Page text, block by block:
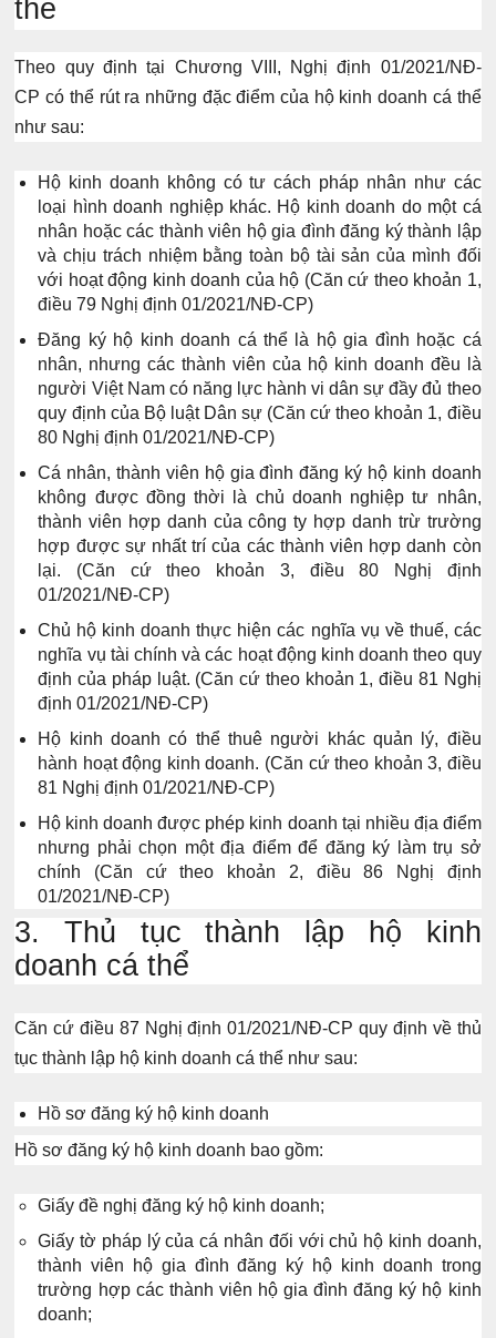
thể
Theo quy định tại Chương VIII, Nghị định 01/2021/NĐ-
CP có thể rút ra những đặc điểm của hộ kinh doanh cá thể
như sau:
Hộ kinh doanh không có tư cách pháp nhân như các
loại hình doanh nghiệp khác. Hộ kinh doanh do một cá
nhân hoặc các thành viên hộ gia đình đăng ký thành lập
và chịu trách nhiệm bằng toàn bộ tài sản của mình đối
với hoạt động kinh doanh của hộ (Căn cứ theo khoản 1,
điều 79 Nghị định 01/2021/NĐ-CP)
Đăng ký hộ kinh doanh cá thể là hộ gia đình hoặc cá
nhân, nhưng các thành viên của hộ kinh doanh đều là
người Việt Nam có năng lực hành vi dân sự đầy đủ theo
quy định của Bộ luật Dân sự (Căn cứ theo khoản 1, điều
80 Nghị định 01/2021/NĐ-CP)
Cá nhân, thành viên hộ gia đình đăng ký hộ kinh doanh
không được đồng thời là chủ doanh nghiệp tư nhân,
thành viên hợp danh của công ty hợp danh trừ trường
hợp được sự nhất trí của các thành viên hợp danh còn
lại. (Căn cứ theo khoản 3, điều 80 Nghị định
01/2021/NĐ-CP)
Chủ hộ kinh doanh thực hiện các nghĩa vụ về thuế, các
nghĩa vụ tài chính và các hoạt động kinh doanh theo quy
định của pháp luật. (Căn cứ theo khoản 1, điều 81 Nghị
định 01/2021/NĐ-CP)
Hộ kinh doanh có thể thuê người khác quản lý, điều
hành hoạt động kinh doanh. (Căn cứ theo khoản 3, điều
81 Nghị định 01/2021/NĐ-CP)
Hộ kinh doanh được phép kinh doanh tại nhiều địa điểm
nhưng phải chọn một địa điểm để đăng ký làm trụ sở
chính (Căn cứ theo khoản 2, điều 86 Nghị định
01/2021/NĐ-CP)
3. Thủ tục thành lập hộ kinh
doanh cá thể
Căn cứđiều 87 Nghị định 01/2021/NĐ-CP quy định về thủ
tục thành lập hộ kinh doanh cá thể như sau:
Hồ sơ đăng ký hộ kinh doanh
Hồ sơ đăng ký hộ kinh doanh bao gồm:
Giấy đề nghị đăng ký hộ kinh doanh;
Giấy tờ pháp lý của cá nhân đối với chủ hộ kinh doanh,
thành viên hộ gia đình đăng ký hộ kinh doanh trong
trường hợp các thành viên hộ gia đình đăng ký hộ kinh
doanh;